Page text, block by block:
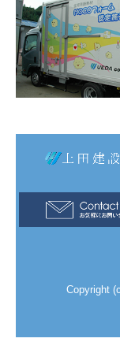
Copyright